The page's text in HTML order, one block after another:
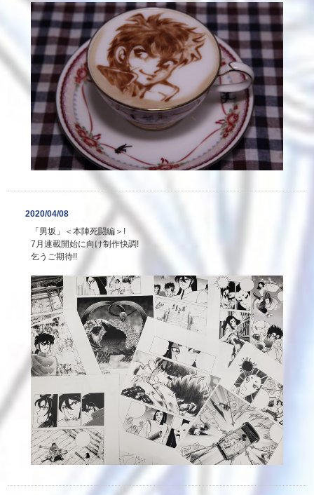
2020/04/08
「男坂」＜本陣死闘編＞!
7月連載開始に向け制作快調!
乞うご期待!!